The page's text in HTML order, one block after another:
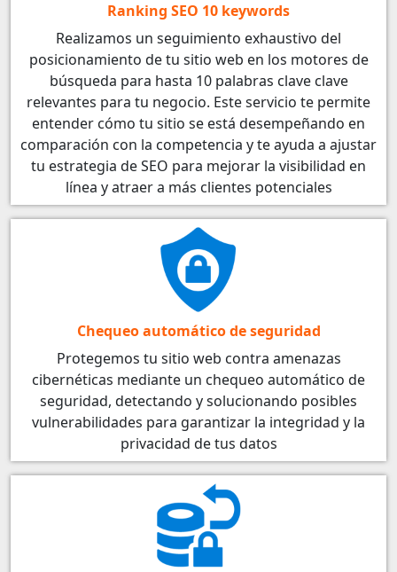
Ranking SEO 10 keywords
Realizamos un seguimiento exhaustivo del
posicionamiento de tu sitio web en los motores de
búsqueda para hasta 10 palabras clave clave
relevantes para tu negocio. Este servicio te permite
entender cómo tu sitio se está desempeñando en
comparación con la competencia y te ayuda a ajustar
tu estrategia de SEO para mejorar la visibilidad en
línea y atraer a más clientes potenciales
Chequeo automático de seguridad
Protegemos tu sitio web contra amenazas
cibernéticas mediante un chequeo automático de
seguridad, detectando y solucionando posibles
vulnerabilidades para garantizar la integridad y la
privacidad de tus datos